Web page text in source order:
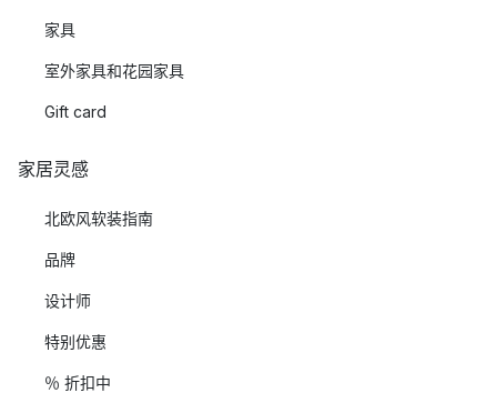
家具
室外家具和花园家具
Gift card
家居灵感
北欧风软装指南
品牌
设计师
特别优惠
％ 折扣中